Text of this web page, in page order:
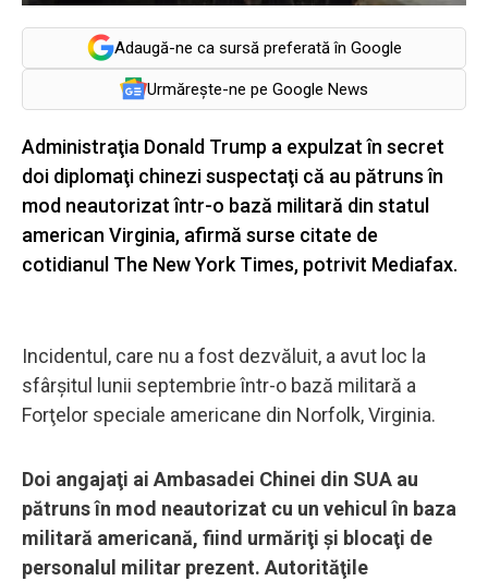
Adaugă-ne ca sursă preferată în Google
Urmărește-ne pe Google News
Administraţia Donald Trump a expulzat în secret
doi diplomaţi chinezi suspectaţi că au pătruns în
mod neautorizat într-o bază militară din statul
american Virginia, afirmă surse citate de
cotidianul The New York Times, potrivit Mediafax.
Incidentul, care nu a fost dezvăluit, a avut loc la
sfârşitul lunii septembrie într-o bază militară a
Forţelor speciale americane din Norfolk, Virginia.
Doi angajaţi ai Ambasadei Chinei din SUA au
pătruns în mod neautorizat cu un vehicul în baza
militară americană, fiind urmăriţi şi blocaţi de
personalul militar prezent. Autorităţile